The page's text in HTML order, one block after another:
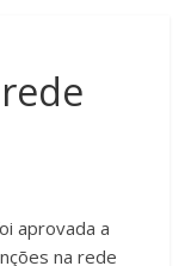
aprovada a
na rede